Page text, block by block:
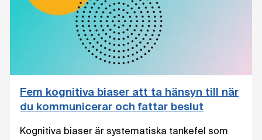
Fem kognitiva biaser att ta hänsyn till när
du kommunicerar och fattar beslut
Kognitiva biaser är systematiska tankefel som